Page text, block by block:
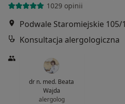
1029 opinii
Podwale Staromiejskie 105/
Konsultacja alergologiczna
dr n. med. Beata
Wajda
alergolog